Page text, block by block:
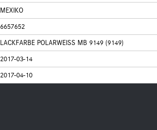
MEXIKO
6657652
LACKFARBE POLARWEISS MB 9149 (9149)
2017-03-14
2017-04-10